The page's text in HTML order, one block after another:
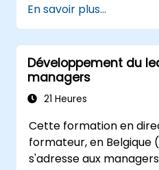
travail est accompli
Comprendre les
que collectifs d'une
gérer et orienter
Comprendre le
l'intelligence
relations humaines
En savoir plus...
Développement du
managers
21 Heures
Cette formation en
formateur, en Belgique
s'adresse aux